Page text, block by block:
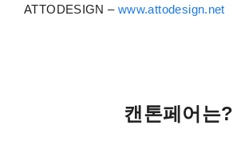
ATTODESIGN – www.attodesign.net
캔톤페어는?